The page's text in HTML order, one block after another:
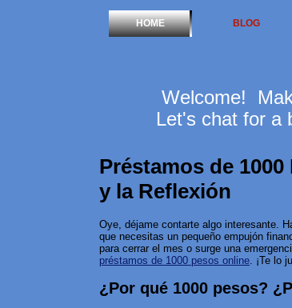
HOME BLOG
Welcome!
Let's chat for a
Préstamos de
y la Reflexión
Oye, déjame contarte algo interesante.
que necesitas un pequeño empujón
para cerrar el mes o surge una
préstamos de 1000 pesos online . ¡Te lo
¿Por qué 1000 pesos?